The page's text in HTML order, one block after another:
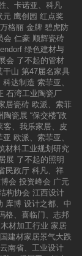
、卡诺亚、科凡
元 鹰创园 红点奖
万格丽 金牌 碧虎防
会 仁豪 顺辉瓷砖
绿色建材与
会 了不起的管材
干山 第47届名家具
科达制造 索菲亚、
石湾工业陶瓷厂
居瓷砖 欧派、索菲
陶瓷展 “保交楼”政
客、我乐家居、皮
亚 欧派、索菲亚、
材料工业规划研究
展 了不起的照明
民政厅 科凡、祥
会 投资峰会 广元
构协会 江西设计
库博 设计之都、中
格、喜临门、志邦
木材加工行业 家居
建材家居景气大跌
云南省、工业设计